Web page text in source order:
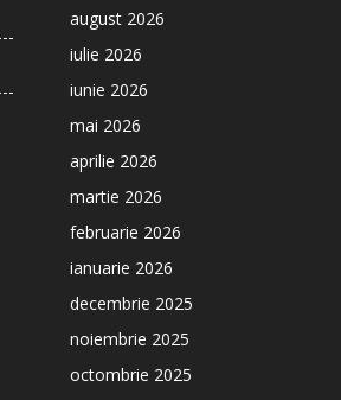
august 2026
iulie 2026
iunie 2026
mai 2026
aprilie 2026
martie 2026
februarie 2026
ianuarie 2026
decembrie 2025
noiembrie 2025
octombrie 2025